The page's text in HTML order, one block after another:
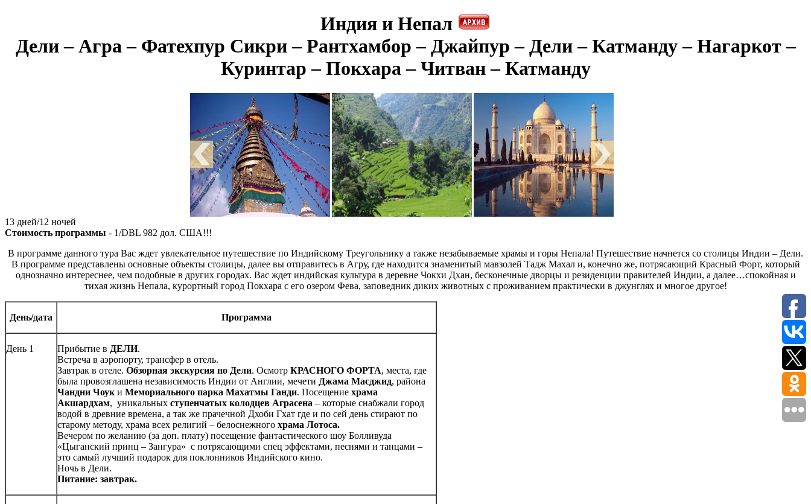
Индия и Непал
Дели – Агра – Фатехпур Сикри – Рантхамбор – Джайпур – Дели – Катманду – Нагаркот –
Куринтар – Покхара – Читван – Катманду
13 дней/12 ночей
Стоимость программы - 1/DBL 982 дол. США!!!
В программе данного тура Вас ждет увлекательное путешествие по Индийскому Треугольнику а также незабываемые храмы и горы Непала! Путешествие начнется со столицы Индии – Дели.
В программе представлены основные объекты столицы, далее вы отправитесь в Агру, где находится знаменитый мавзолей Тадж Махал и, конечно же, потрясающий Красный Форт, который
однозначно интереснее, чем подобные в других городах. Вас ждет индийская культура в деревне Чокхи Дхан, бесконечные дворцы и резиденции правителей Индии, а далее…спокойная и
тихая жизнь Непала, курортный город Покхара с его озером Фева, заповедник диких животных с проживанием практически в джунглях и многое другое!
День/дата Программа
День 1 Прибытие в ДЕЛИ.
Встреча в аэропорту, трансфер в отель.
Завтрак в отеле. Обзорная экскурсия по Дели. Осмотр КРАСНОГО ФОРТА, места, где
была провозглашена независимость Индии от Англии, мечети Джама Масджид, района
Чандни Чоук и Мемориального парка Махатмы Ганди. Посещение храма
Акшардхам, уникальных ступенчатых колодцев Аграсена – которые снабжали город
водой в древние времена, а так же прачечной Дхоби Гхат где и по сей день стирают по
старому методу, храма всех религий – белоснежного храма Лотоса.
Вечером по желанию (за доп. плату) посещение фантастического шоу Болливуда
«Цыганский принц – Зангура» с потрясающими спец эффектами, песнями и танцами –
это самый лучший подарок для поклонников Индийского кино.
Ночь в Дели.
Питание: завтрак.